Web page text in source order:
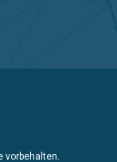
vorbehalten.